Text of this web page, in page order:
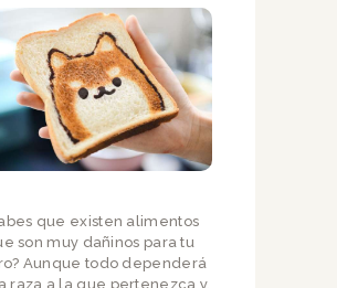
que existen alimentos
son muy dañinos para tu
Aunque todo dependerá
raza a la que pertenezca y,